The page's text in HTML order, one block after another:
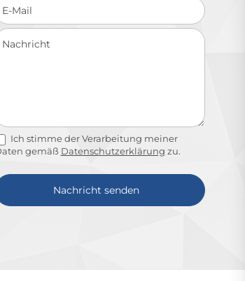
Ich stimme der Verarbeitung meiner
gemäß Datenschutzerklärung zu.
Nachricht senden